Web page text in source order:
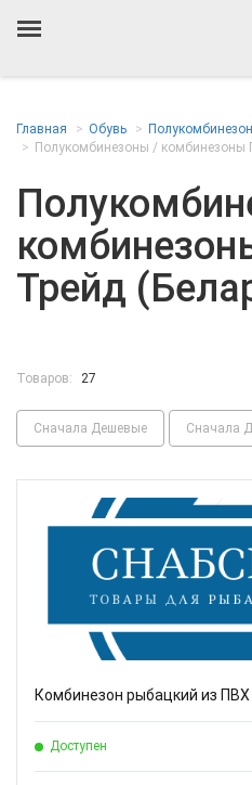
Главная Обувь
Полукомбинезоны / комбинезоны
Трейд
Товаров: 27
Сначала Дешевые Сначала
Комбинезон рыбацкий из
Доступен